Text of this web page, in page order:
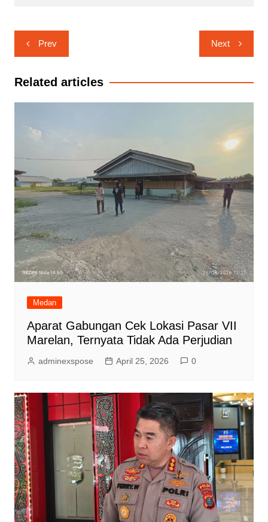
Navigasi
pos
Prev Next
Related articles
Medan
Aparat Gabungan Cek Lokasi Pasar VII
Marelan, Ternyata Tidak Ada Perjudian
adminexspose April 25, 2026 0